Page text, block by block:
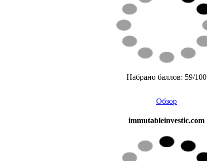
Набрано баллов: 59/100
Обзор
immutableinvestic.com